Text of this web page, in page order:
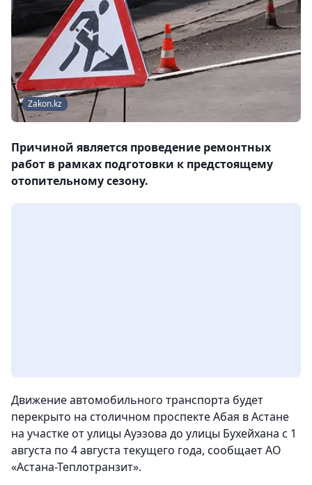
Zakon.kz
Причиной является проведение ремонтных
работ в рамках подготовки к предстоящему
отопительному сезону.
Движение автомобильного транспорта будет
перекрыто на столичном проспекте Абая в Астане
на участке от улицы Ауэзова до улицы Бухейхана с 1
августа по 4 августа текущего года, сообщает АО
«Астана-Теплотранзит».